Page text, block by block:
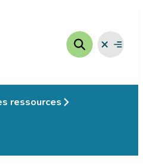
Fermer
le
Ouvrir
le
ressources